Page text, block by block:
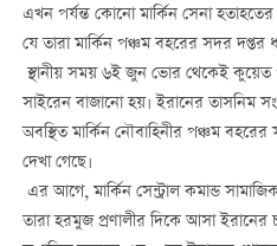
এখন পর্যন্ত কোনো মার্কিন সেনা
যে তারা মার্কিন পঞ্চম বহরের সদর দপ্তর
স্থানীয় সময় ৬ই জুন ভোর থেকেই
সাইরেন বাজানো হয়। ইরানের তাসনিম
অবস্থিত মার্কিন নৌবাহিনীর পঞ্চম
দেখা গেছে।
এর আগে, মার্কিন সেন্ট্রাল কমান্ড
তারা হরমুজ প্রণালীর দিকে আসা ইরানের